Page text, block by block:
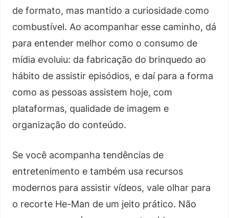
de formato, mas mantido a curiosidade como
combustível. Ao acompanhar esse caminho, dá
para entender melhor como o consumo de
mídia evoluiu: da fabricação do brinquedo ao
hábito de assistir episódios, e daí para a forma
como as pessoas assistem hoje, com
plataformas, qualidade de imagem e
organização do conteúdo.
Se você acompanha tendências de
entretenimento e também usa recursos
modernos para assistir vídeos, vale olhar para
o recorte He-Man de um jeito prático. Não